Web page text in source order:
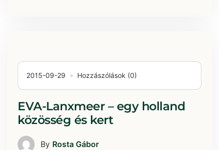
2015-09-29 Hozzászólások (0)
EVA-Lanxmeer – egy holland
közösség és kert
By Rosta Gábor